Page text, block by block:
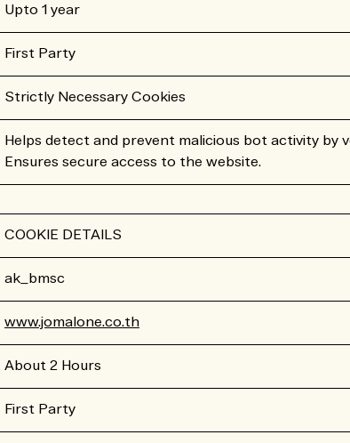
Upto 1 year
First Party
Strictly Necessary Cookies
Helps detect and prevent malicious bot activity by
Ensures secure access to the website.
COOKIE DETAILS
ak_bmsc
www.jomalone.co.th
About 2 Hours
First Party